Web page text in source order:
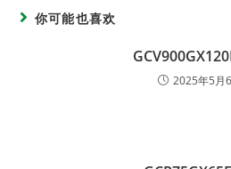
你可能也喜欢
2025年5月